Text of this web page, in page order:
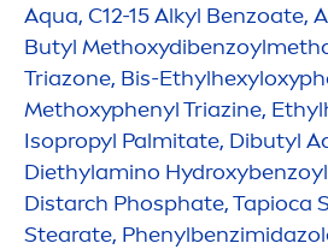
Aqua, C12-15 Alkyl Benzoate,
Butyl
Triazone, Bis-
Methoxyphenyl Triazine,
Isopropyl Palmitate, Dibutyl
Diethylamino Hydro
Distarch Phosphate, Tapioca
Stearate,